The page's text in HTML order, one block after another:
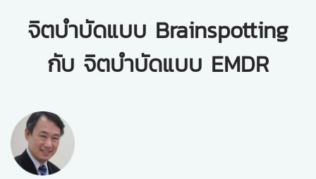
จิตบำบัดแบบ Brainspotting
กับ จิตบำบัดแบบ EMDR